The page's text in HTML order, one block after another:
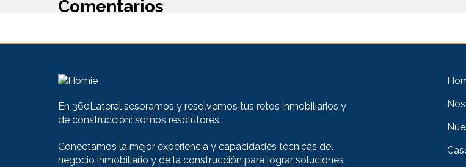
Comentarios
En 360Lateral sesoramos y resolvemos tus retos inmobiliarios y
de construcción: somos resolutores.
Conectamos la mejor experiencia y capacidades técnicas del
negocio inmobiliario y de la construcción para lograr soluciones